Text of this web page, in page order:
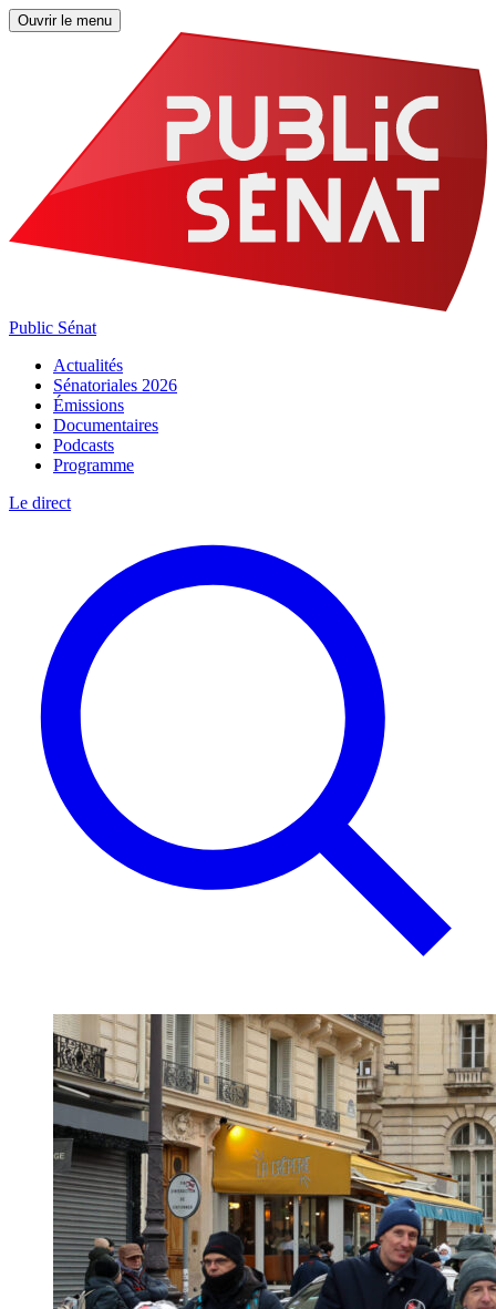
Ouvrir le menu
Public Sénat
Actualités
Sénatoriales 2026
Émissions
Documentaires
Podcasts
Programme
Le direct